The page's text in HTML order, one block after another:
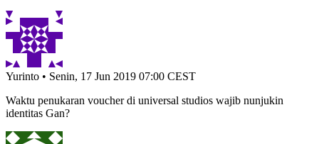
Yurinto • Senin, 17 Jun 2019 07:00 CEST
Waktu penukaran voucher di universal studios wajib nunjukin
identitas Gan?